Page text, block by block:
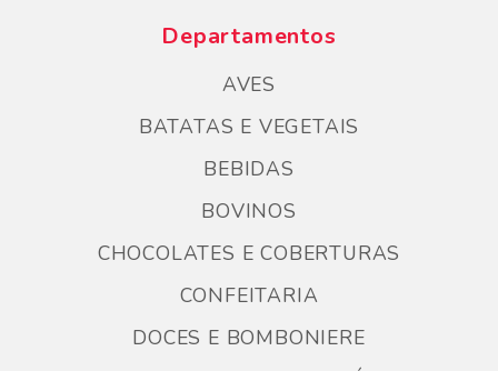
Departamentos
AVES
BATATAS E VEGETAIS
BEBIDAS
BOVINOS
CHOCOLATES E COBERTURAS
CONFEITARIA
DOCES E BOMBONIERE